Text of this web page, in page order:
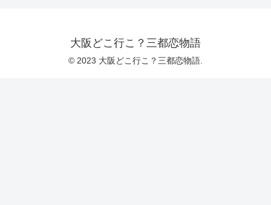
大阪どこ行こ？三都恋物語
© 2023 大阪どこ行こ？三都恋物語.